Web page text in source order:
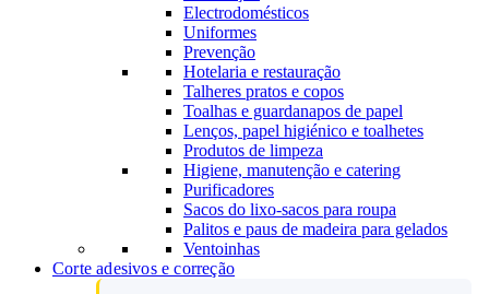
Electrodomésticos
Uniformes
Prevenção
Hotelaria e restauração
Talheres pratos e copos
Toalhas e guardanapos de papel
Lenços, papel higiénico e toalhetes
Produtos de limpeza
Higiene, manutenção e catering
Purificadores
Sacos do lixo-sacos para roupa
Palitos e paus de madeira para gelados
Ventoinhas
Corte adesivos e correção